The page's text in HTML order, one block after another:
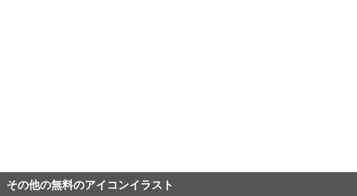
その他の無料のアイコンイラスト